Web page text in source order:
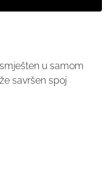
u samom
savršen spoj